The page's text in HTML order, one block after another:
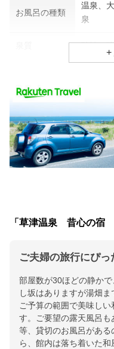
お風呂の種類
温泉、
泉
酸性、
食事場所
朝食 食事処
夕食 食事処
交通アクセス
ＪＲ吾妻線長野原草津口
ターミナルから徒歩５分
「草津温泉 昔心の宿
ご夫婦の旅行にぴっ
部屋数が30ほどの静か
し坂はありますが湯畑ま
ご予算の範囲で美味し
す。ご要望の露天風呂
等、貸切のお風呂があ
ら、館内は落ち着いた